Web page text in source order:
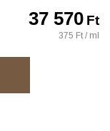
37 570Ft
375 Ft / ml